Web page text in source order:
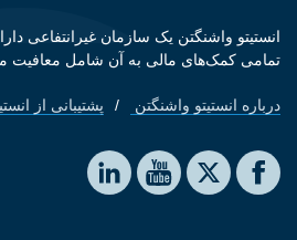
تمامی کمک‌های مالی به آن شامل معافیت
Footer quick links
درباره انستیتو واشنگتن پشتیبانی از
Social media
Institute on Facebook
Washington Institute on X
on YouTube
on LinkedIn